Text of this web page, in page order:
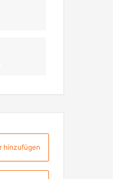
hinzufügen